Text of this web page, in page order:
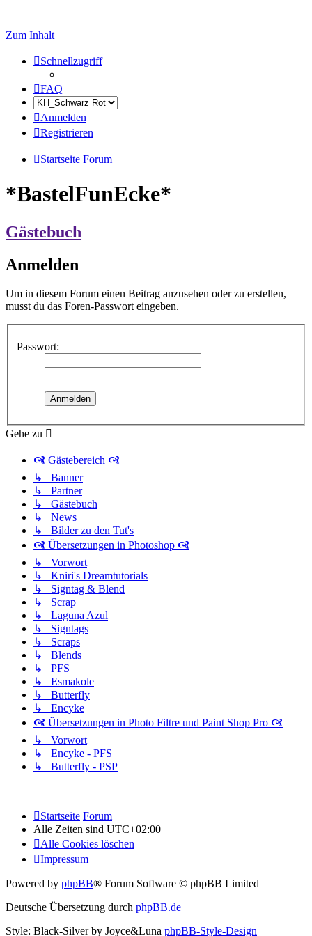
Zum Inhalt
Schnellzugriff
FAQ
Anmelden
Registrieren
Startseite Forum
*BastelFunEcke*
Gästebuch
Anmelden
Um in diesem Forum einen Beitrag anzusehen oder zu erstellen,
musst du das Foren-Passwort eingeben.
Passwort:
Gehe zu
🙧 Gästebereich 🙧
↳ Banner
↳ Partner
↳ Gästebuch
↳ News
↳ Bilder zu den Tut's
🙧 Übersetzungen in Photoshop 🙧
↳ Vorwort
↳ Kniri's Dreamtutorials
↳ Signtag & Blend
↳ Scrap
↳ Laguna Azul
↳ Signtags
↳ Scraps
↳ Blends
↳ PFS
↳ Esmakole
↳ Butterfly
↳ Encyke
🙧 Übersetzungen in Photo Filtre und Paint Shop Pro 🙧
↳ Vorwort
↳ Encyke - PFS
↳ Butterfly - PSP
Startseite Forum
Alle Zeiten sind UTC+02:00
Alle Cookies löschen
Impressum
Powered by phpBB® Forum Software © phpBB Limited
Deutsche Übersetzung durch phpBB.de
Style: Black-Silver by Joyce&Luna phpBB-Style-Design